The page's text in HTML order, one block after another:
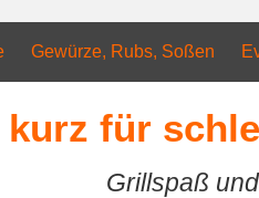
Gewürze, Rubs, Soßen
für
Grillspaß